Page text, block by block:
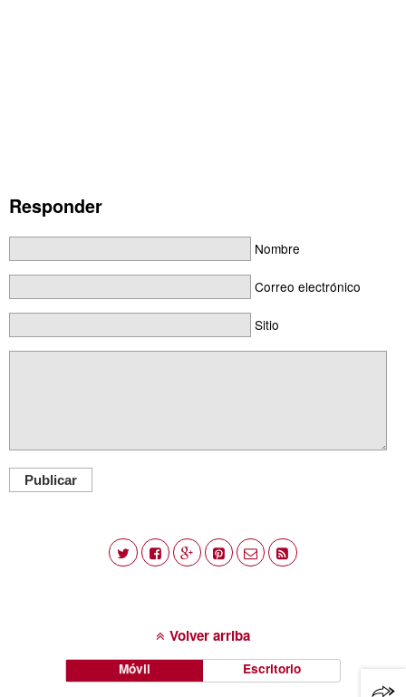
Responder
Nombre
Correo electrónico
Sitio
Publicar
Volver arriba
Móvil Escritorio